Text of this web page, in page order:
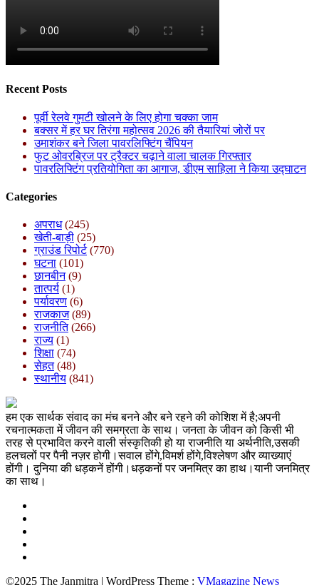
Recent Posts
पूर्वी रेलवे गुमटी खोलने के लिए होगा चक्का जाम
बक्सर में हर घर तिरंगा महोत्सव 2026 की तैयारियां जोरों पर
उमाशंकर बने जिला पावरलिफ्टिंग चैंपियन
फुट ओवरब्रिज पर ट्रैक्टर चढ़ाने वाला चालक गिरफ्तार
पावरलिफ्टिंग प्रतियोगिता का आगाज, डीएम साहिला ने किया उद्घाटन
Categories
अपराध(245)
खेती-बाड़ी (25)
ग्राउंड रिपोर्ट(770)
घटना (101)
छानबीन(9)
तात्पर्य (1)
पर्यावरण (6)
राजकाज(89)
राजनीति(266)
राज्य (1)
शिक्षा (74)
सेहत(48)
स्थानीय (841)
हम एक सार्थक संवाद का मंच बनने और बने रहने की कोशिश में है;अपनी
रचनात्मकता में जीवन की समग्रता के साथ। जनता के जीवन को किसी भी
तरह से प्रभावित करने वाली संस्कृतिकी हो या राजनीति या अर्थनीति,उसकी
हलचलों पर पैनी नज़र होगी।सवाल होंगे,विमर्श होंगे,विश्लेषण और व्याख्याएं
होंगी। दुनिया की धड़कनें होंगी।धड़कनों पर जनमित्र का हाथ।यानी जनमित्र
का साथ।
©2025 The Janmitra | WordPress Theme : VMagazine News